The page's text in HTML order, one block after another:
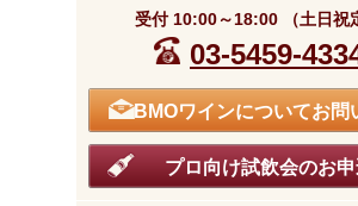
受付 10:00～18:00 （土日祝
03-5459-
BMOワインについてお問
プロ向け試飲会のお